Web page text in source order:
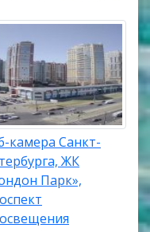
камера Санкт-
ЖК
Парк»,